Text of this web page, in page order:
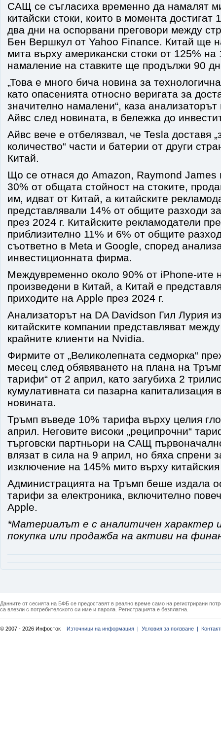
САЩ се съгласиха временно да намалят
китайски стоки, които в момента достигат
два дни на оспорвани преговори между
Бен Вершкул от Yahoo Finance. Китай ще
мита върху американски стоки от 125%
намаление на ставките ще продължи 90
„Това е много бича новина за
като опасенията относно веригата за
значително намалени“, каза
Айвс след новината, в бележка до
Айвс вече е отбелязвал, че Tesla доставя
количество“ части и батерии от други
Китай.
Що се отнася до Amazon, Raymond James
30% от общата стойност на стоките,
им, идват от Китай, а китайските
представлявали 14% от общите разходи
през 2024 г. Китайските рекламодатели
приблизително 11% и 6% от общите
съответно в Meta и Google, според
инвестиционната фирма.
Междувременно около 90% от iPhone-ите
произведени в Китай, а Китай е
приходите на Apple през 2024 г.
Анализаторът на DA Davidson Гил Лурия
китайските компании представляват
крайните клиенти на Nvidia.
Фирмите от „Великолепната седморка“
месец след обявяването на плана на
тарифи“ от 2 април, като загубиха 2
кумулативната си пазарна капитализация
новината.
Тръмп въведе 10% тарифа върху целия
април. Неговите високи „реципрочни“
търговски партньори на САЩ
влязат в сила на 9 април, но бяха спрени
изключение на 145% мито върху
Администрацията на Тръмп беше издала
тарифи за електроника, включително
Apple.
*Материалът е с аналитичен характер
покупка или продажба на активи на
Данните от сесията на БФБ се предоставят в реално време само на регистрирани
са влезли с потребителското си име и парола. Регистрацията е безплатна.
© 2007 - 2026 Инфосток Източници на информация | Условия за ползване |